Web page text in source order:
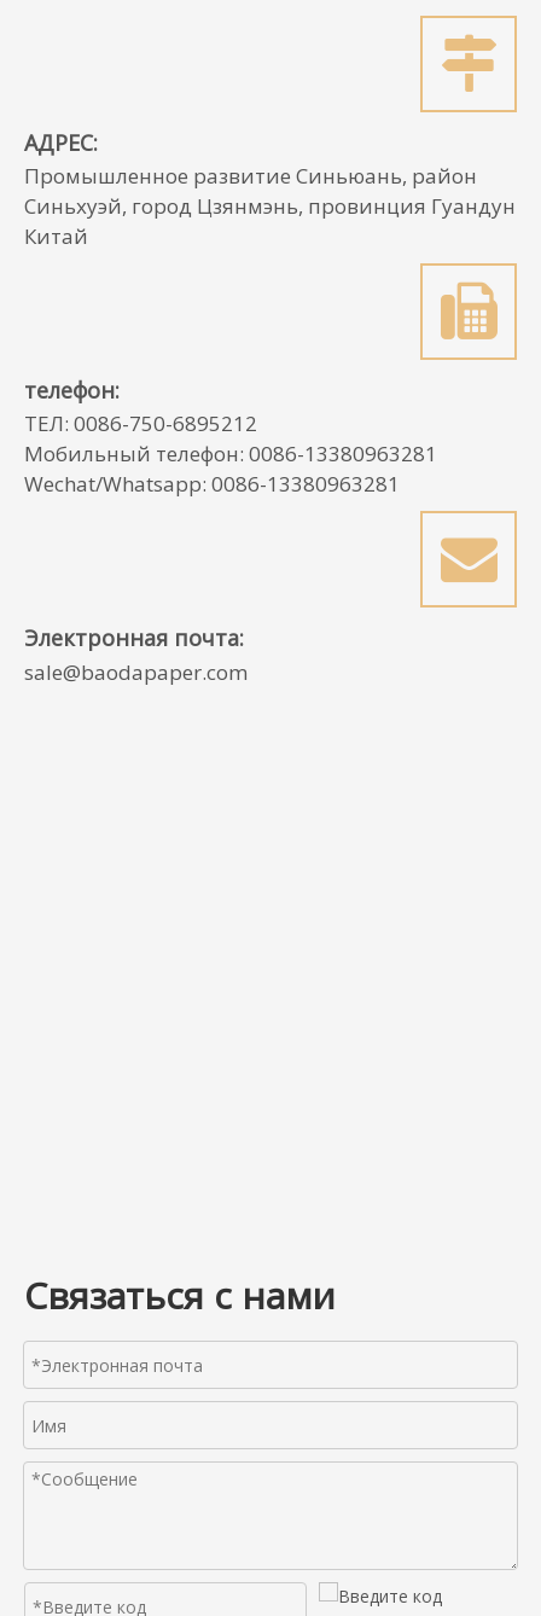
АДРЕС:
Промышленное развитие Синьюань, район
Синьхуэй, город Цзянмэнь, провинция Гуандун
Китай
телефон:
ТЕЛ: 0086-750-6895212
Мобильный телефон: 0086-13380963281
Wechat/Whatsapp: 0086-13380963281
Электронная почта:
sale@baodapaper.com
Связаться с нами